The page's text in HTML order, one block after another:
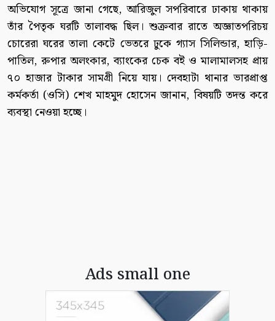
অভিযোগ সূত্রে জানা গেছে, আরিজুল সপরিবারে ঢাকায় থাকায়
তাঁর পৈতৃক ঘরটি তালাবদ্ধ ছিল। শুক্রবার রাতে অজ্ঞাতপরিচয়
চোরেরা ঘরের তালা কেটে ভেতরে ঢুকে গ্যাস সিলিন্ডার, হাড়ি-
পাতিল, রুপার অলংকার, ব্যাংকের চেক বই ও মালামালসহ প্রায়
৭০ হাজার টাকার সামগ্রী নিয়ে যায়। দেবহাটা থানার ভারপ্রাপ্ত
কর্মকর্তা (ওসি) শেখ মাহমুদ হোসেন জানান, বিষয়টি তদন্ত করে
ব্যবস্থা নেওয়া হচ্ছে।
Ads small one